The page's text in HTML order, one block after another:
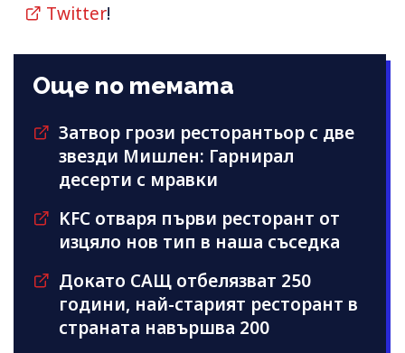
Twitter!
Още по темата
Затвор грози ресторантьор с две
звезди Мишлен: Гарнирал
десерти с мравки
KFC отваря първи ресторант от
изцяло нов тип в наша съседка
Докато САЩ отбелязват 250
години, най-старият ресторант в
страната навършва 200